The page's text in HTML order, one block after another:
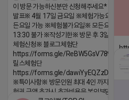
이 방문 가능하신분만 신청해주세요* ※체험단
발표※ 4월 17일 금요일 ※체험가능요일※ 모
든요일 가능 ※체험불가요일※ 모든요일 12 ~
13:30 불가 ※작성기한※ 방문 후 3일 이내 ※
체험신청※ 블로그체험단
https://forms.gle/
릴스체험단
https://forms.gle/dawiYyEQZzDdqf8W8
※특이사항※ 방문인원 최대 4인 까지 가능 체
험권 금액 초과시 초과비용은 본인부담입니다.